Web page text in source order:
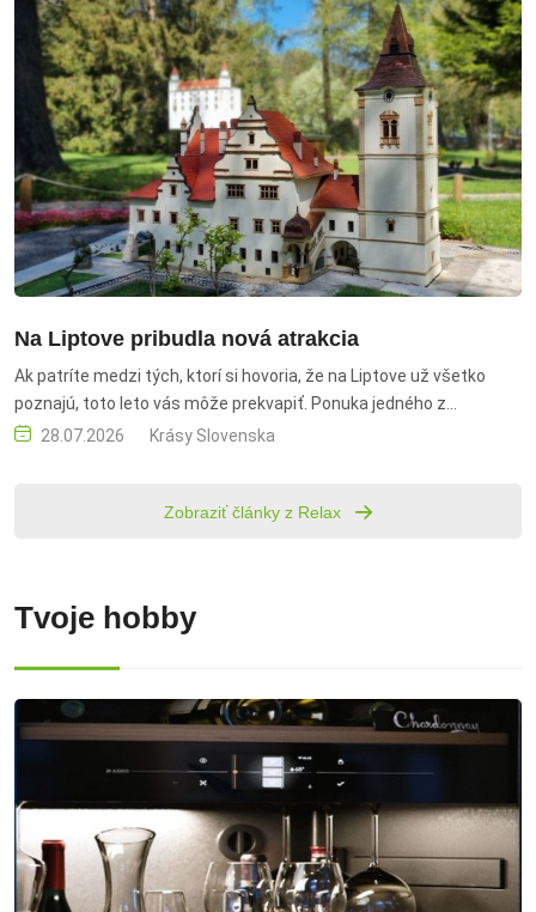
lepšie uniknúť na Šíravu, kde sa dá dýchať, plávať, oddychovať a
prežiť krásne leto?“
Na Liptove pribudla nová atrakcia
Ak patríte medzi tých, ktorí si hovoria, že na Liptove už všetko
poznajú, toto leto vás môže prekvapiť. Ponuka jedného z
najobľúbenejších dovolenkových regiónov Slovenska sa rozrástla
ktorom dominujú monumentálne drevené sochy zvierat vytvorené
28.07.2026 Krásy Slovenska
Zobraziť články z Relax
Tvoje hobby